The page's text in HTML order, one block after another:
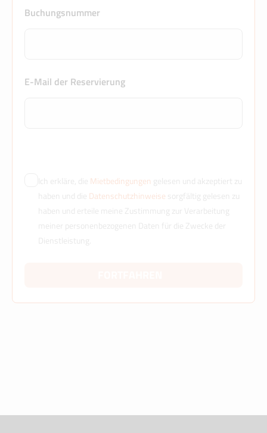
Buchungsnummer
E-Mail der Reservierung
Ich erkläre, die Mietbedingungen gelesen und akzeptiert zu
haben und die Datenschutzhinweise sorgfältig gelesen zu
haben und erteile meine Zustimmung zur Verarbeitung
meiner personenbezogenen Daten für die Zwecke der
Dienstleistung.